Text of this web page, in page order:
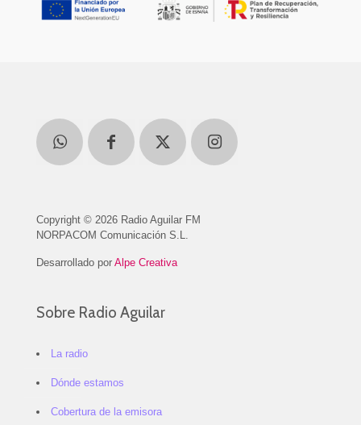
Copyright © 2026 Radio Aguilar FM
NORPACOM Comunicación S.L.
Desarrollado por Alpe Creativa
Sobre Radio Aguilar
La radio
Dónde estamos
Cobertura de la emisora